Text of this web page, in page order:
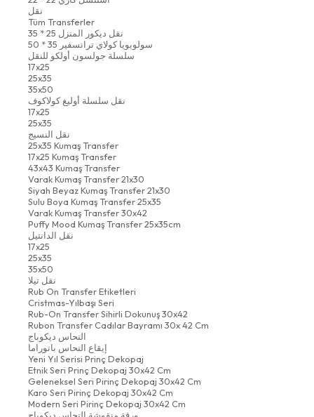
نقل
Tüm Transferler
نقل ديكور المنزل 25 * 35
سولوبويا كولاي ترانسفير 35 * 50
سلسلة جولسون أولكو للنقل
17x25
25x35
35x50
نقل سلسلة أوليغ كولاكوف
17x25
25x35
نقل النسيج
25x35 Kumaş Transfer
17x25 Kumaş Transfer
43x43 Kumaş Transfer
Varak Kumaş Transfer 21x30
Siyah Beyaz Kumaş Transfer 21x30
Sulu Boya Kumaş Transfer 25x35
Varak Kumaş Transfer 30x42
Puffy Mood Kumaş Transfer 25x35cm
نقل الدانتيل
17x25
25x35
35x50
نقل تيلا
Rub On Transfer Etiketleri
Cristmas-Yılbaşı Seri
Rub-On Transfer Sihirli Dokunuş 30x42
Rubon Transfer Cadılar Bayramı 30x 42 Cm
النحاس ديكوباج
إيقاع النحاس بانوراما
Yeni Yıl Serisi Prinç Dekopaj
Etnik Seri Prinç Dekopaj 30x42 Cm
Geleneksel Seri Pirinç Dekopaj 30x42 Cm
Karo Seri Pirinç Dekopaj 30x42 Cm
Modern Seri Pirinç Dekopaj 30x42 Cm